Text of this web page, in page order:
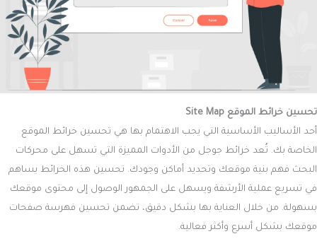
تحسين خرائط الموقع Site Map
أحد الأساليب الأساسية التي يجب الاهتمام بها هي تحسين خرائط الموقع
الخاصة بك. تُعد خرائط جوجل من الأدوات المميزة التي تسهل على محركات
البحث فهم بنية موقعك وتحديد أماكن وجودك. تحسين هذه الخرائط يساهم
في تسريع عملية الأرشفة ويسهل على الجمهور الوصول إلى محتوى موقعك
بسهولة. من خلال العناية بها بشكل دقيق، تضمن تحسين فهرسة صفحات
موقعك بشكل أسرع وأكثر فعالية.